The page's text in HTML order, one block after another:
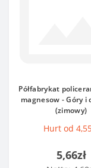
Półfabrykat
magnesow - Góry i
(zimowy)
Hurt od
5,66zł